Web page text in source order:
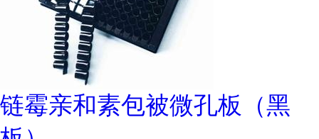
链霉亲和素包被微孔板（黑